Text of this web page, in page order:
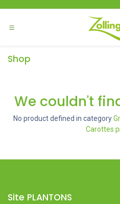
Shop
We couldn't
No product defined in category
Carottes
Site PLANTONS